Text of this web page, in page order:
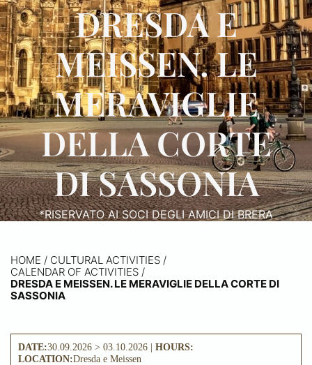
DRESDA E
MEISSEN. LE
MERAVIGLIE
DELLA CORTE
DI SASSONIA
*RISERVATO AI SOCI DEGLI AMICI DI BRERA
HOME / CULTURAL ACTIVITIES /
CALENDAR OF ACTIVITIES /
DRESDA E MEISSEN. LE MERAVIGLIE DELLA CORTE DI
SASSONIA
DATE:30.09.2026 > 03.10.2026 | HOURS:
LOCATION:Dresda e Meissen